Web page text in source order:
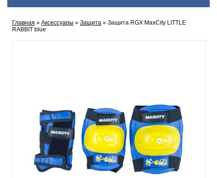
Главная » Аксеcсуары » Защита » Защита RGX MaxCity LITTLE
RABBIT blue